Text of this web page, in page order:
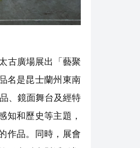
古廣場展出「藝聚
名是昆士蘭州東南
、鏡面舞台及經特
知和歷史等主題，
作品。同時，展會